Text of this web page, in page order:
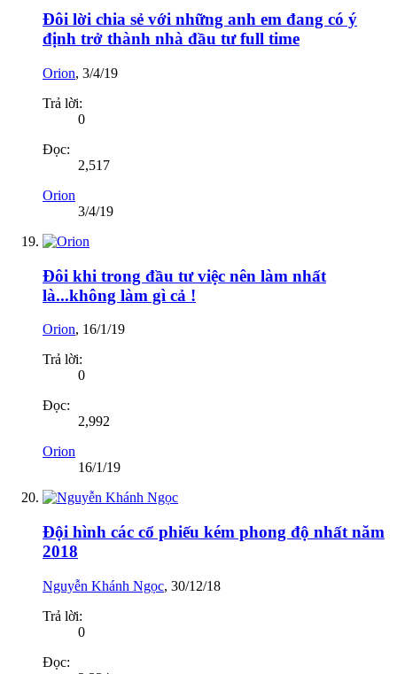
Đôi lời chia sẻ với những anh em đang có ý
định trở thành nhà đầu tư full time
Orion, 3/4/19
Trả lời:
0
Đọc:
2,517
Orion
3/4/19
Đôi khi trong đầu tư việc nên làm nhất
là...không làm gì cả !
Orion, 16/1/19
Trả lời:
0
Đọc:
2,992
Orion
16/1/19
Đội hình các cổ phiếu kém phong độ nhất năm
2018
Nguyễn Khánh Ngọc, 30/12/18
Trả lời:
0
Đọc: